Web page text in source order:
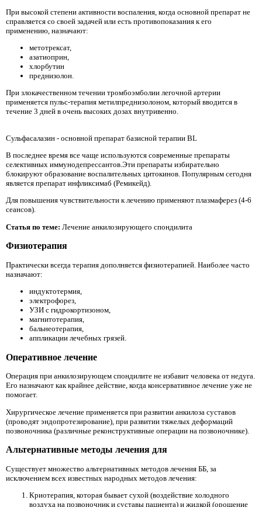
При высокой степени активности воспаления, когда основной препарат не
справляется со своей задачей или есть противопоказания к его
применению, назначают:
метотрексат,
азатиоприн,
хлорбутин
преднизолон.
При злокачественном течении тромбоэмболии легочной артерии
применяется пульс-терапия метилпреднизолоном, который вводится в
течение 3 дней в очень высоких дозах внутривенно.
Сульфасалазин - основной препарат базисной терапии BL
В последнее время все чаще используются современные препараты
селективных иммунодепрессантов.Эти препараты избирательно
блокируют образование воспалительных цитокинов. Популярным сегодня
является препарат инфликсимаб (Ремикейд).
Для повышения чувствительности к лечению применяют плазмаферез (4-6
сеансов).
Статья по теме: Лечение анкилозирующего спондилита
Физиотерапия
Практически всегда терапия дополняется физиотерапией. Наиболее часто
назначают:
индуктотермия,
электрофорез,
УЗИ с гидрокортизоном,
магнитотерапия,
бальнеотерапия,
аппликации лечебных грязей.
Оперативное лечение
Операция при анкилозирующем спондилите не избавит человека от недуга.
Его назначают как крайнее действие, когда консервативное лечение уже не
помогает.
Хирургическое лечение применяется при развитии анкилоза суставов
(проводят эндопротезирование), при развитии тяжелых деформаций
позвоночника (различные реконструктивные операции на позвоночнике).
Альтернативные методы лечения для
Существует множество альтернативных методов лечения ББ, за
исключением всех известных народных методов лечения:
Криотерапия, которая бывает сухой (воздействие холодного
воздуха на позвоночник и суставы пациента) и жидкой (орошение